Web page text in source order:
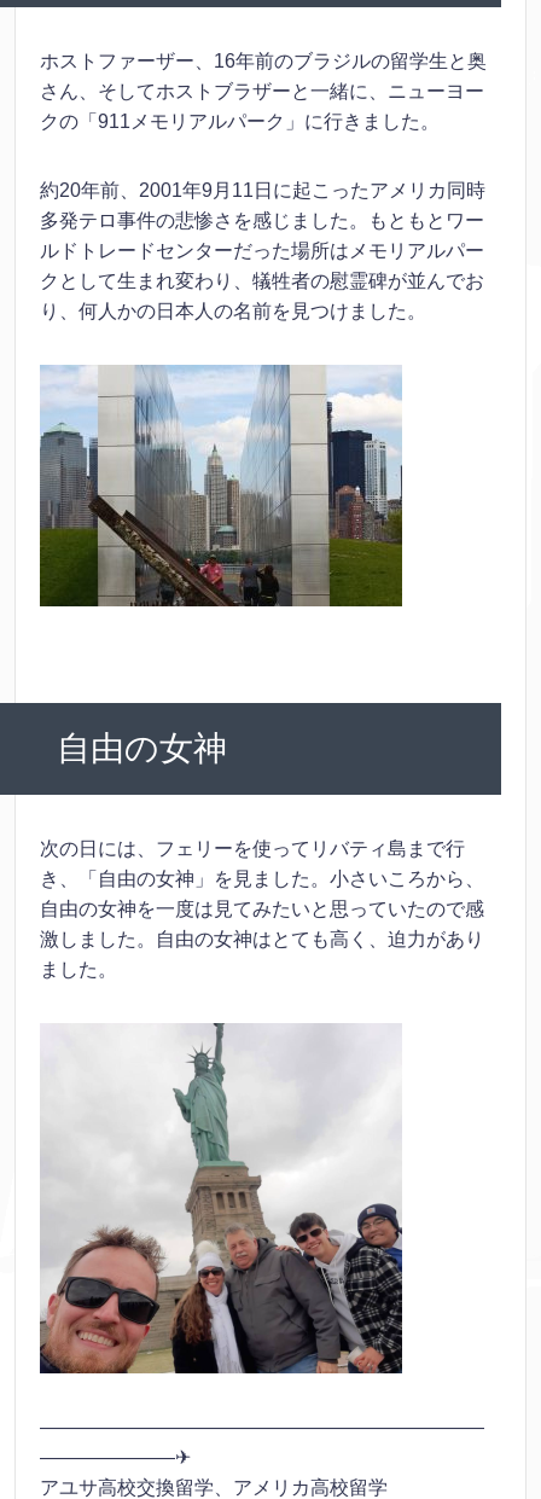
ホストファーザー、16年前のブラジルの留学生と奥
さん、そしてホストブラザーと一緒に、ニューヨー
クの「911メモリアルパーク」に行きました。
約20年前、2001年9月11日に起こったアメリカ同時
多発テロ事件の悲惨さを感じました。もともとワー
ルドトレードセンターだった場所はメモリアルパー
クとして生まれ変わり、犠牲者の慰霊碑が並んでお
り、何人かの日本人の名前を見つけました。
自由の女神
次の日には、フェリーを使ってリバティ島まで行
き、「自由の女神」を見ました。小さいころから、
自由の女神を一度は見てみたいと思っていたので感
激しました。自由の女神はとても高く、迫力があり
ました。
———————————————————————
———————✈
アユサ高校交換留学、アメリカ高校留学